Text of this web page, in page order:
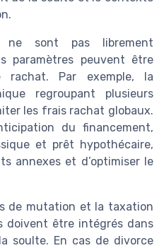
sont pas librement
paramètres peuvent être
Par exemple, la
regroupant plusieurs
les frais rachat globaux.
du financement,
et prêt hypothécaire,
annexes et d’optimiser le
de mutation et la taxation
doivent être intégrés dans
soulte. En cas de divorce